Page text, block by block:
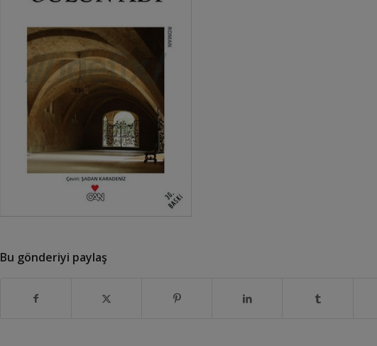
Bu gönderiyi paylaş